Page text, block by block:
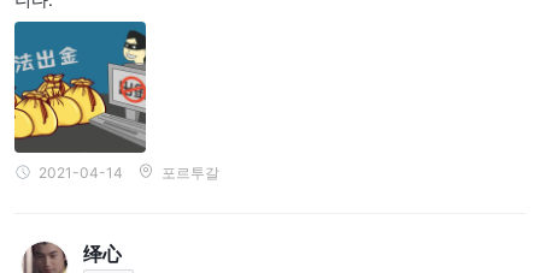
고객 지원에 대한 혼합된 평가: Sky-Markets의 고객 지원은 거래자
들로부터 혼합된 평가를 받았습니다. 일부 거래자들은 지원이 느리
고 응답이 없다고 보고했습니다.
제한된 규제: Sky-Markets은 주요 금융 당국에 의해 규제되지 않습
니다. 이는 거래자들의 자금과 이익이 규제된 브로커와 같이 보호받
지 못할 수 있다는 것을 의미합니다.
Sky-Markets는 트레이더들의 다이내믹한 요구를 충족시키기 위해
2021-04-14 포르투갈
绎心